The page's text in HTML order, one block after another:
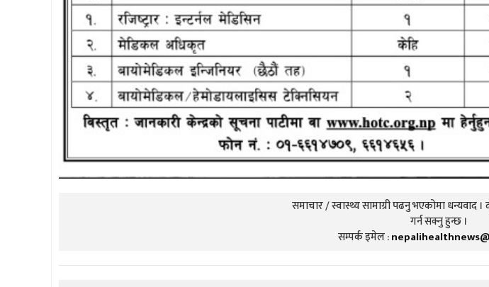
समाचार / स्वास्थ्य सामाग्री पढनु भएकोमा धन्यवाद
गर्न सक्नु हुन्छ ।
सम्पर्क इमेल :